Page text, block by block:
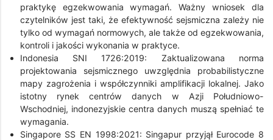
praktykę egzekwowania wymagań. Ważny wniosek dla
czytelników jest taki, że efektywność sejsmiczna zależy nie
tylko od wymagań normowych, ale także od egzekwowania,
kontroli i jakości wykonania w praktyce.
Indonesia SNI 1726:2019: Zaktualizowana norma
projektowania sejsmicznego uwzględnia probabilistyczne
mapy zagrożenia i współczynniki amplifikacji lokalnej. Jako
istotny rynek centrów danych w Azji Południowo-
Wschodniej, indonezyjskie centra danych muszą spełniać te
wymagania.
Singapore SS EN 1998:2021: Singapur przyjął Eurocode 8